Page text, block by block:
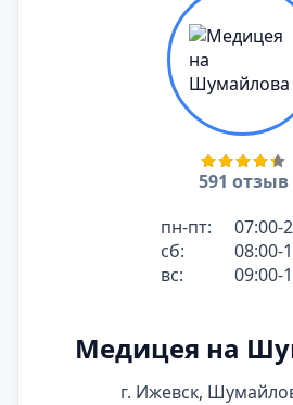
591 отзыв
пн-пт:
07:00-
сб:
08:00-
вс:
09:00-
Медицея на
г. Ижевск,